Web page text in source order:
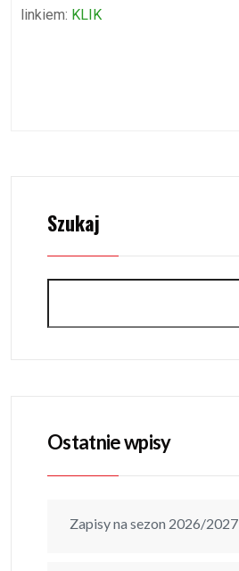
linkiem: KLIK
Szukaj
Ostatnie wpisy
Zapisy na sezon 2026/2027